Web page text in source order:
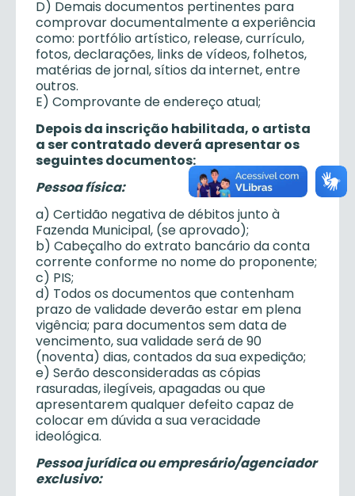
D) Demais documentos pertinentes para
comprovar documentalmente a experiência
como: portfólio artístico, release, currículo,
fotos, declarações, links de vídeos, folhetos,
matérias de jornal, sítios da internet, entre
outros.
E) Comprovante de endereço atual;
Depois da inscrição habilitada, o artista
a ser contratado deverá apresentar os
seguintes documentos:
Pessoa física:
a) Certidão negativa de débitos junto à
Fazenda Municipal, (se aprovado);
b) Cabeçalho do extrato bancário da conta
corrente conforme no nome do proponente;
c) PIS;
d) Todos os documentos que contenham
prazo de validade deverão estar em plena
vigência; para documentos sem data de
vencimento, sua validade será de 90
(noventa) dias, contados da sua expedição;
e) Serão desconsideradas as cópias
rasuradas, ilegíveis, apagadas ou que
apresentarem qualquer defeito capaz de
colocar em dúvida a sua veracidade
ideológica.
Pessoa jurídica ou empresário/agenciador
exclusivo: